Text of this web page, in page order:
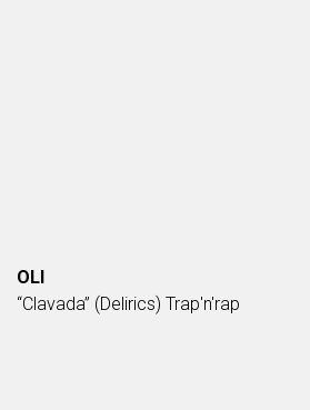
OLI
“Clavada” (Delirics) Trap'n'rap